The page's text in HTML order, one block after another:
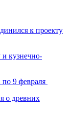
к проекту
и кузнечно-
по 9 февраля
о древних